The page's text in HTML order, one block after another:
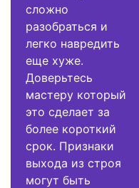
сложно
разобраться и
легко навредить
еще хуже.
Доверьтесь
мастеру который
это сделает за
более короткий
срок. Признаки
выхода из строя
могут быть